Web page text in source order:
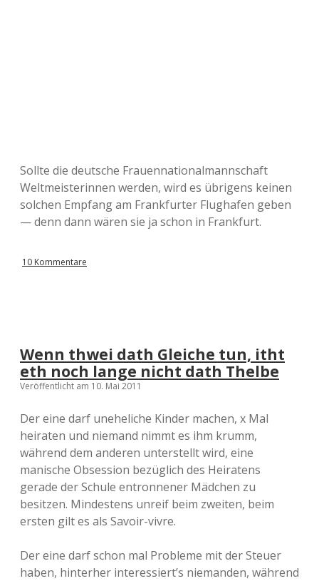
Sollte die deutsche Frauennationalmannschaft
Weltmeisterinnen werden, wird es übrigens keinen
solchen Empfang am Frankfurter Flughafen geben
— denn dann wären sie ja schon in Frankfurt.
10 Kommentare
Wenn thwei dath Gleiche tun, itht
eth noch lange nicht dath Thelbe
Veröffentlicht am 10. Mai 2011
Der eine darf uneheliche Kinder machen, x Mal
heiraten und niemand nimmt es ihm krumm,
während dem anderen unterstellt wird, eine
manische Obsession bezüglich des Heiratens
gerade der Schule entronnener Mädchen zu
besitzen. Mindestens unreif beim zweiten, beim
ersten gilt es als Savoir-vivre.
Der eine darf schon mal Probleme mit der Steuer
haben, hinterher interessiert’s niemanden, während